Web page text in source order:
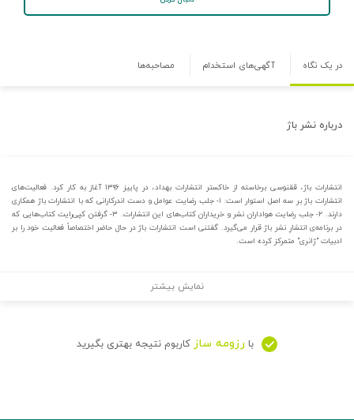
در یک نگاه آگهی‌های استخدام مصاحبه‌ها
درباره نشر باژ
انتشارات باژ، ققنوسی برخاسته از خاکستر انتشارات بهداد، در پاییز ۱۳۹۶ آغاز به کار کرد. فعالیت‌های
انتشارات باژ بر سه اصل استوار است: ۱- جلب رضایت عوامل و دست اندرکارانی که با انتشارات باژ همکاری
دارند. ۲- جلب رضایت هواداران نشر و خریداران کتاب‌های این انتشارات. ۳- گرفتن کپی‌رایت کتاب‌هایی که
در برنامه‌ی انتشارِ نشر باژ قرار می‌گیرد. گفتنی است انتشارات باژ در حال حاضر اختصاصاً فعالیت خود را بر
ادبیات "ژانری" متمرکز کرده است.
نمایش بیشتر
با رزومه ساز کاربوم نتیجه بهتری بگیرید